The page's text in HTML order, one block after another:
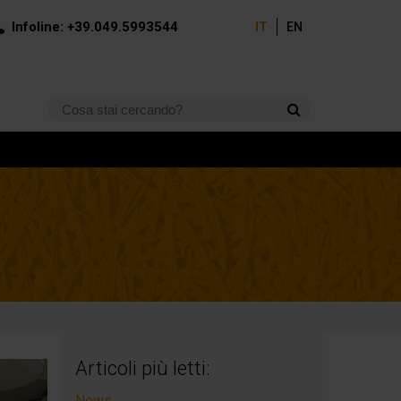
Infoline: +39.049.5993544 IT EN
Articoli più letti: